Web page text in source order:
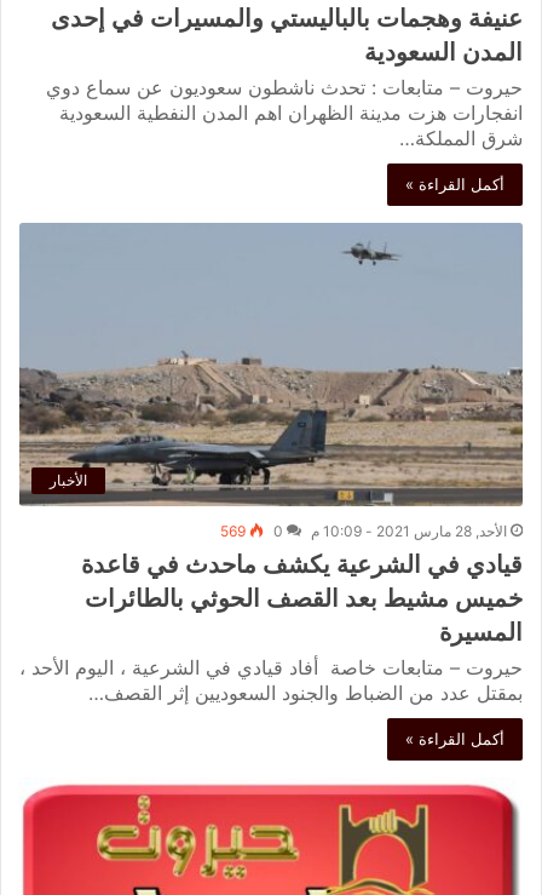
عنيفة وهجمات بالباليستي والمسيرات في إحدى
المدن السعودية
حيروت – متابعات : تحدث ناشطون سعوديون عن سماع دوي
انفجارات هزت مدينة الظهران اهم المدن النفطية السعودية
شرق المملكة…
أكمل القراءة »
الأخبار
الأحد, 28 مارس 2021 - 10:09 م 0
569
قيادي في الشرعية يكشف ماحدث في قاعدة
خميس مشيط بعد القصف الحوثي بالطائرات
المسيرة
حيروت – متابعات خاصة أفاد قيادي في الشرعية ، اليوم الأحد ،
بمقتل عدد من الضباط والجنود السعوديين إثر القصف…
أكمل القراءة »